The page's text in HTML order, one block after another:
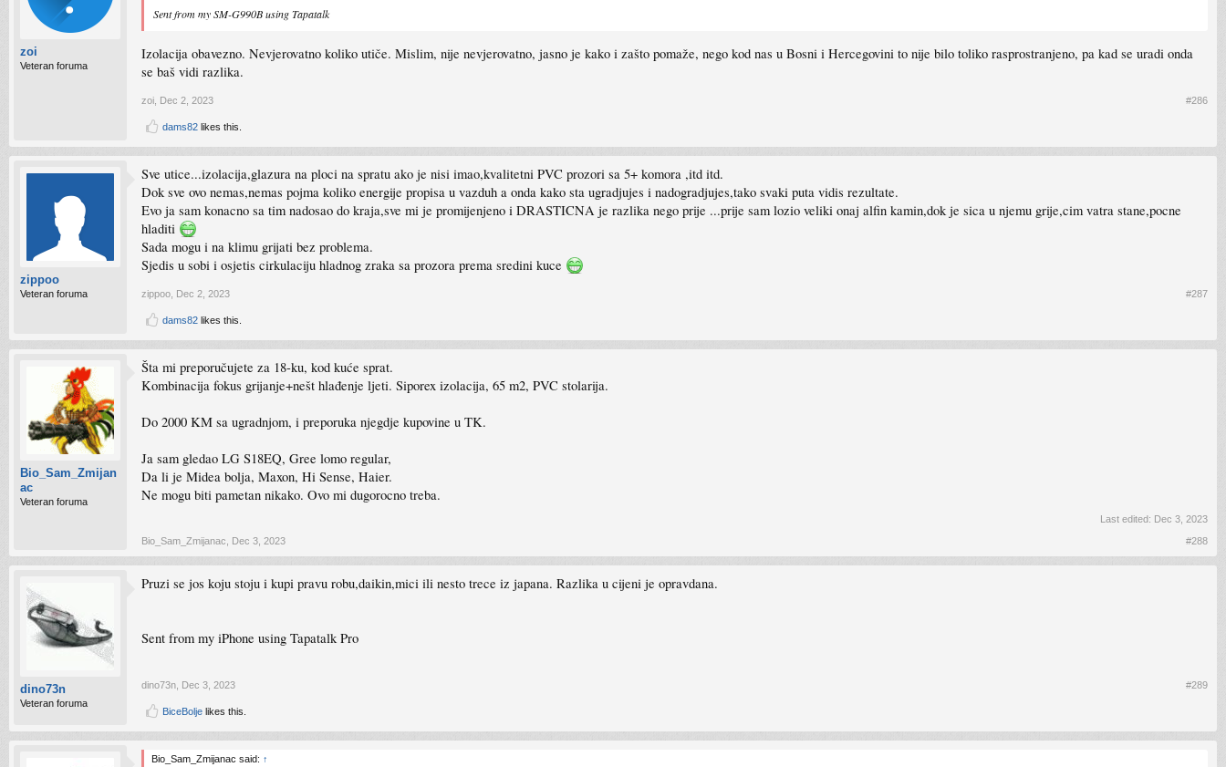
zoi
Veteran foruma
Sent from my SM-G990B using Tapatalk
Izolacija obavezno. Nevjerovatno koliko utiče. Mislim, nije nevjerovatno, jasno je kako i zašto pomaže, nego kod nas u Bosni i Hercegovini to nije bilo toliko rasprostranjeno, pa kad se uradi onda
se baš vidi razlika.
zoi Dec 2, 2023 #286
dams82 likes this.
zippoo
Veteran foruma
Sve utice...izolacija,glazura na ploci na spratu ako je nisi imao,kvalitetni PVC prozori sa 5+ komora ,itd itd.
Dok sve ovo nemas,nemas pojma koliko energije propisa u vazduh a onda kako sta ugradjujes i nadogradjujes,tako svaki puta vidis rezultate.
Evo ja sam konacno sa tim nadosao do kraja,sve mi je promijenjeno i DRASTICNA je razlika nego prije ...prije sam lozio veliki onaj alfin kamin,dok je sica u njemu grije,cim vatra stane,pocne
hladiti
Sada mogu i na klimu grijati bez problema.
Sjedis u sobi i osjetis cirkulaciju hladnog zraka sa prozora prema sredini kuce
zippoo Dec 2, 2023 #287
dams82 likes this.
Bio_Sam_Zmijan
ac
Veteran foruma
Šta mi preporučujete za 18-ku, kod kuće sprat.
Kombinacija fokus grijanje+nešt hlađenje ljeti. Siporex izolacija, 65 m2, PVC stolarija.
Do 2000 KM sa ugradnjom, i preporuka njegdje kupovine u TK.
Ja sam gledao LG S18EQ, Gree lomo regular,
Da li je Midea bolja, Maxon, Hi Sense, Haier.
Ne mogu biti pametan nikako. Ovo mi dugorocno treba.
Last edited: Dec 3, 2023
Bio_Sam_Zmijanac
Dec 3, 2023 #288
dino73n
Veteran foruma
Pruzi se jos koju stoju i kupi pravu robu,daikin,mici ili nesto trece iz japana. Razlika u cijeni je opravdana.
Sent from my iPhone using Tapatalk Pro
dino73n Dec 3, 2023 #289
BiceBolje likes this.
Bio_Sam_Zmijanac said: ↑